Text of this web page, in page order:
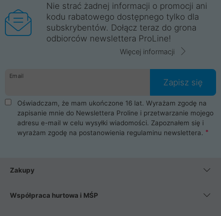
Nie strać żadnej informacji o promocji ani
kodu rabatowego dostępnego tylko dla
subskrybentów. Dołącz teraz do grona
odbiorców newslettera ProLine!
Więcej informacji
Email
Zapisz się
Oświadczam, że mam ukończone 16 lat. Wyrażam zgodę na
zapisanie mnie do Newslettera Proline i przetwarzanie mojego
adresu e-mail w celu wysyłki wiadomości. Zapoznałem się i
wyrażam zgodę na postanowienia regulaminu newslettera.
Zakupy
Współpraca hurtowa i MŚP